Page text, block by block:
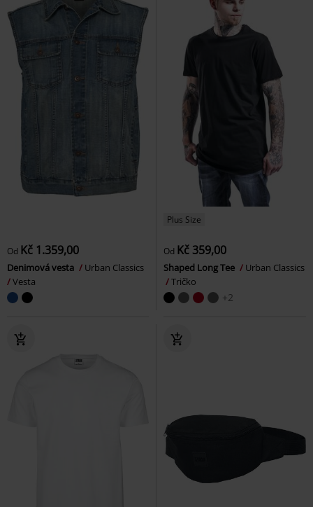
Od Kč 1.359,00
Denimová vesta
Urban Classics
Vesta
Plus Size
Od Kč 359,00
Shaped Long Tee
Urban Classics
Tričko
+2